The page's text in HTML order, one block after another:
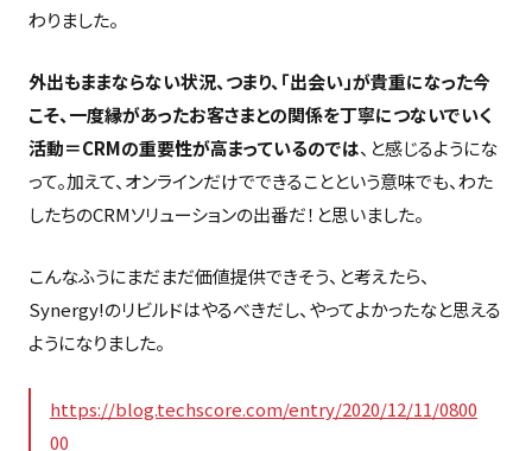
わりました。
外出もままならない状況、つまり、「出会い」が貴重になった今
こそ、一度縁があったお客さまとの関係を丁寧につないでいく
活動＝CRMの重要性が高まっているのでは、と感じるようにな
って。加えて、オンラインだけでできることという意味でも、わた
したちのCRMソリューションの出番だ！と思いました。
こんなふうにまだまだ価値提供できそう、と考えたら、
Synergy!のリビルドはやるべきだし、やってよかったなと思える
ようになりました。
https://blog.techscore.com/entry/2020/12/11/0800
00